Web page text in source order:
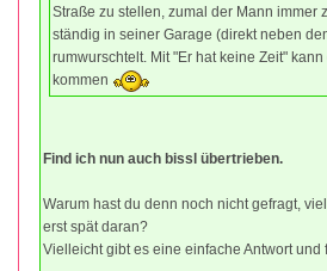
Straße zu stellen, zumal der Mann immer
ständig in seiner Garage (direkt neben
rumwurschtelt. Mit "Er hat keine Zeit"
kommen
Find ich nun auch bissl übertrieben.
Warum hast du denn noch nicht gefragt,
erst spät daran?
Vielleicht gibt es eine einfache Antwort und